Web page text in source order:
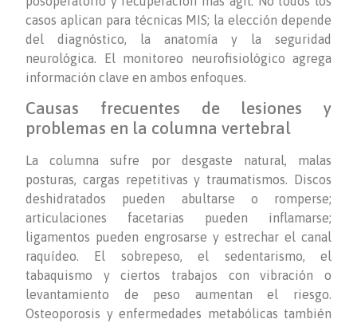
casos aplican para técnicas MIS; la elección depende
del diagnóstico, la anatomía y la seguridad
neurológica. El monitoreo neurofisiológico agrega
información clave en ambos enfoques.
Causas frecuentes de lesiones y
problemas en la columna vertebral
La columna sufre por desgaste natural, malas
posturas, cargas repetitivas y traumatismos. Discos
deshidratados pueden abultarse o romperse;
articulaciones facetarias pueden inflamarse;
ligamentos pueden engrosarse y estrechar el canal
raquídeo. El sobrepeso, el sedentarismo, el
tabaquismo y ciertos trabajos con vibración o
levantamiento de peso aumentan el riesgo.
Osteoporosis y enfermedades metabólicas también